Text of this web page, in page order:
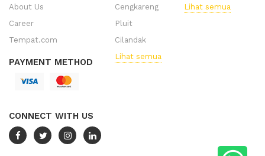
About Us
Career
Tempat.com
PAYMENT METHOD
CONNECT WITH US
Cengkareng
Pluit
Cilandak
Lihat semua
Lihat semua